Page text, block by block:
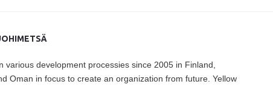
various development processies since 2005 in Finland,
Oman in focus to create an organization from future. Yellow